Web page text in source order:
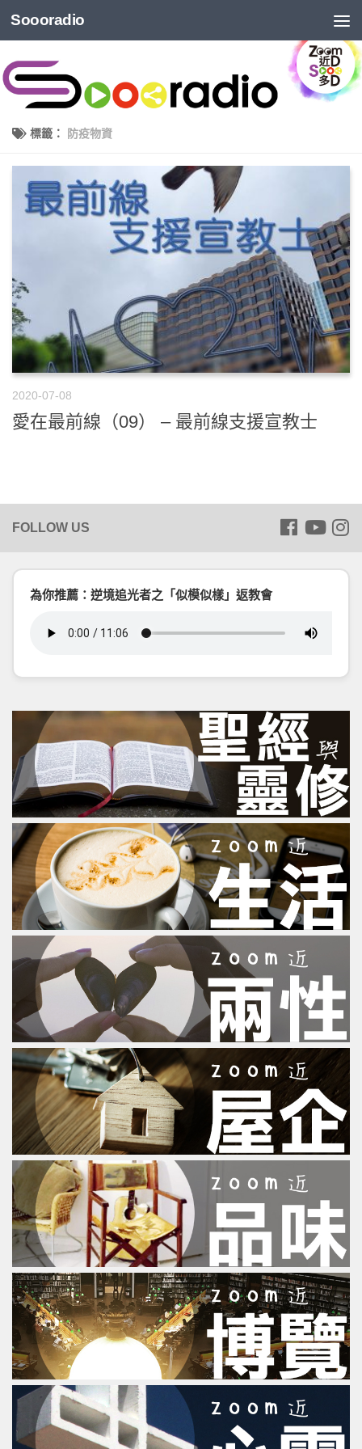
Soooradio
標籤： 防疫物資
2020-07-08
愛在最前線（09） – 最前線支援宣教士
為你推薦：逆境追光者之「似模似樣」返教會